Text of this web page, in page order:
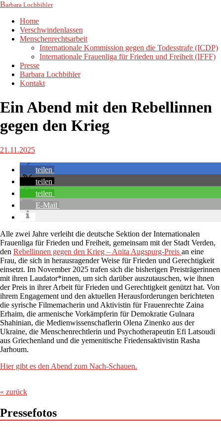
Barbara Lochbihler
Home
Verschwindenlassen
Menschenrechtsarbeit
Internationale Kommission gegen die Todesstrafe (ICDP)
Internationale Frauenliga für Frieden und Freiheit (IFFF)
Presse
Barbara Lochbihler
Kontakt
Ein Abend mit den Rebellinnen
gegen den Krieg
21.11.2025
teilen
teilen
teilen
E-Mail
Alle zwei Jahre verleiht die deutsche Sektion der Internationalen
Frauenliga für Frieden und Freiheit, gemeinsam mit der Stadt Verden,
den Rebellinnen gegen den Krieg – Anita Augspurg-Preis an eine
Frau, die sich in herausragender Weise für Frieden und Gerechtigkeit
einsetzt. Im November 2025 trafen sich die bisherigen Preisträgerinnen
mit ihren Laudator*innen, um sich darüber auszutauschen, wie ihnen
der Preis in ihrer Arbeit für Frieden und Gerechtigkeit genützt hat. Von
ihrem Engagement und den aktuellen Herausforderungen berichteten
die syrische Filmemacherin und Aktivistin für Frauenrechte Zaina
Erhaim, die armenische Vorkämpferin für Demokratie Gulnara
Shahinian, die Medienwissenschaflerin Olena Zinenko aus der
Ukraine, die Menschenrechtlerin und Psychotherapeutin Efi Latsoudi
aus Griechenland und die yemenitische Friedensaktivistin Rasha
Jarhoum.
Hier gibt es den Abend zum Nach-Schauen.
« zurück
Pressefotos